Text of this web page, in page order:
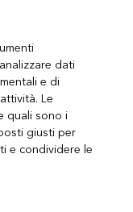
dati
e di
Le
quali sono i
giusti per
e condividere le